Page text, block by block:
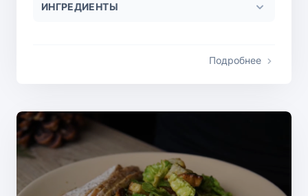
ИНГРЕДИЕНТЫ
Подробнее